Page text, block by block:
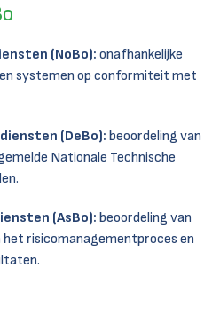
(NoBo): onafhankelijke
systemen op conformiteit met
(DeBo): beoordeling van
Nationale Technische
(AsBo): beoordeling van
risicomanagementproces en